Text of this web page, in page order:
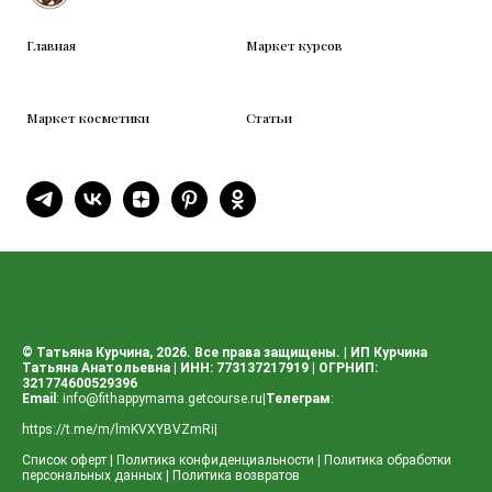
Главная Маркет курсов
Маркет косметики Статьи
© Татьяна Курчина, 2026. Все права защищены. | ИП Курчина
Татьяна Анатольевна | ИНН: 773137217919 | ОГРНИП:
321774600529396
Email : info@fithappymama.getcourse.ru Телеграм:
https://t.me/m/lmKVXYBVZmRi
Список оферт
Политика конфиденциальности
Политика обработки
персональных данных
Политика возвратов